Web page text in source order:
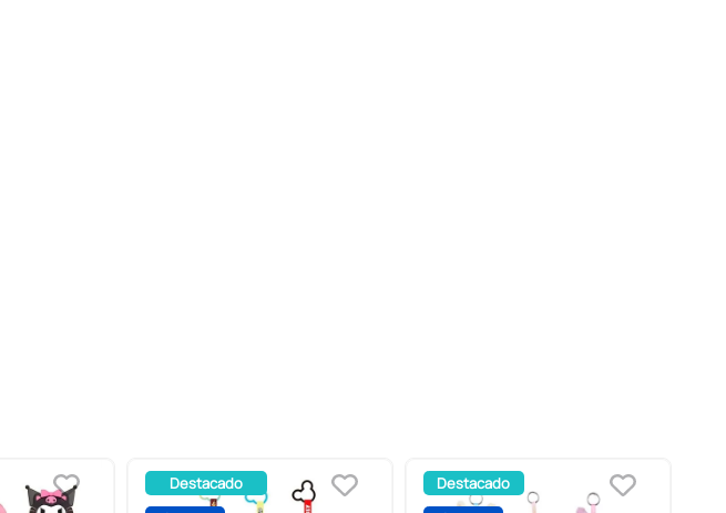
Destacado
Destacado